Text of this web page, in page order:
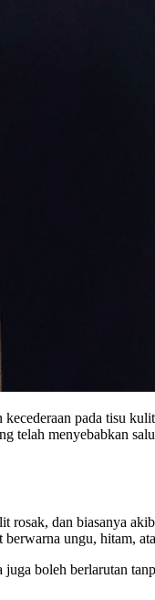
pada tisu
telah menyebabkan
rosak, dan biasanya
ungu, hitam,
boleh berlarutan